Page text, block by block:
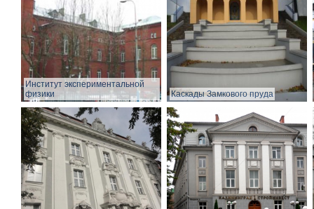
Институт экспериментальной
физики
Каскады Замкового пруда